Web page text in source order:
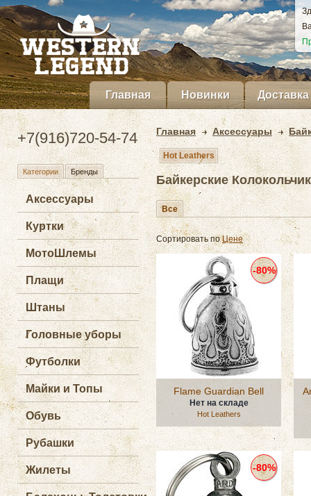
Главная Новинки Доставка
+7(916)720-54-74
Категории Бренды
Аксессуары
Куртки
МотоШлемы
Плащи
Штаны
Головные уборы
Футболки
Майки и Топы
Обувь
Рубашки
Жилеты
Главная Аксессуары
Hot Leathers
Байкерские
Все
Сортировать поЦене
Flame Guardian Bell
Нет на складе
Hot Leathers
-80%
-80%